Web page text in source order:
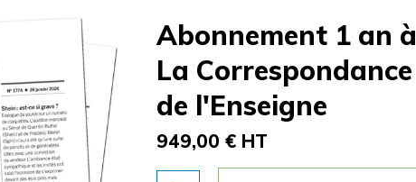
Abonnement 1 an à
La Correspondance
de l'Enseigne
949,00 € HT